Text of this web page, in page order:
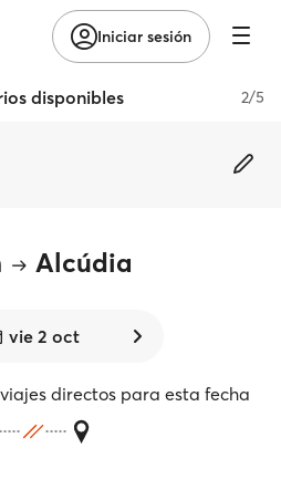
Iniciar sesión
disponibles 2/5
Alcúdia
vie 2 oct
directos para esta fecha